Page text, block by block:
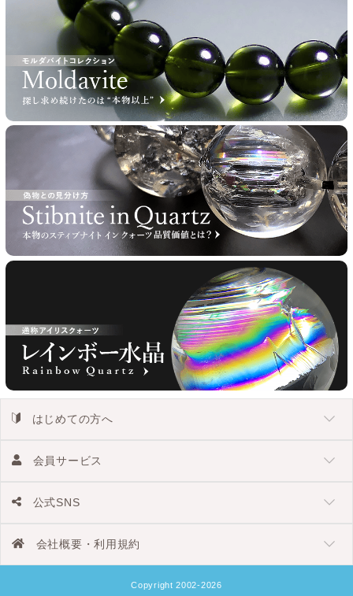
はじめての方へ
会員サービス
公式SNS
会社概要・利用規約
Copyright 2002-2026